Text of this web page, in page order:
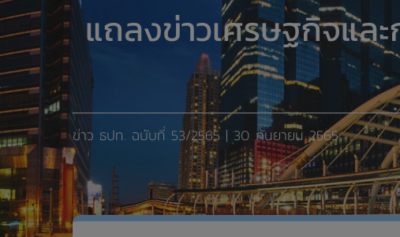
แถลงข่าวเศรษฐกิจแล
ข่าว ธปท. ​ฉบับที่ 53/2565 | 30 กันยายน 2565